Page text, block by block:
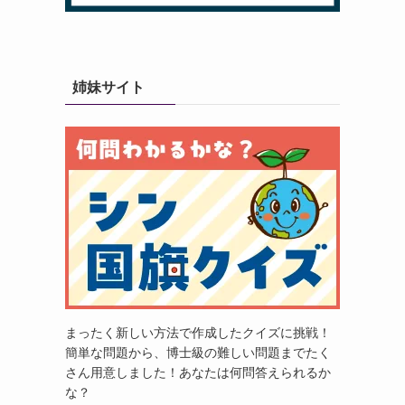
姉妹サイト
まったく新しい方法で作成したクイズに挑戦！
簡単な問題から、博士級の難しい問題までたく
さん用意しました！あなたは何問答えられるか
な？